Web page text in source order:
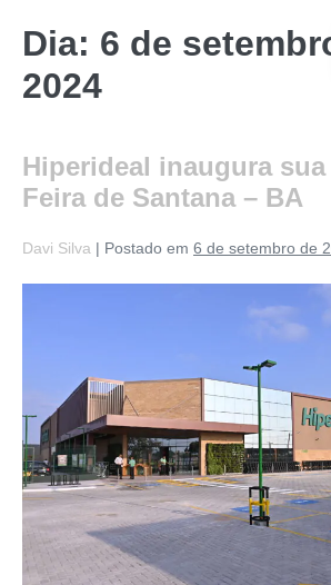
Dia: 6 de
2024
Hiperideal inaugura sua
Feira de Santana – BA
Davi Silva | Postado em 6 de setembro de